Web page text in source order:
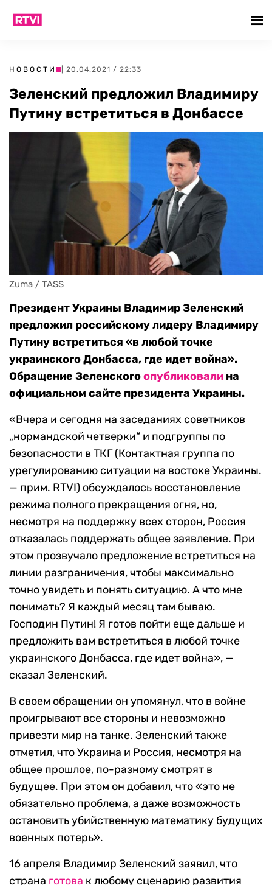
НОВОСТИ | 20.04.2021 / 22:33
Зеленский предложил Владимиру
Путину встретиться в Донбассе
Zuma / TASS
Президент Украины Владимир Зеленский
предложил российскому лидеру Владимиру
Путину встретиться «в любой точке
украинского Донбасса, где идет война».
Обращение Зеленскогоопубликовали на
официальном сайте президента Украины.
«Вчера и сегодня на заседаниях советников
„нормандской четверки“ и подгруппы по
безопасности в ТКГ (Контактная группа по
урегулированию ситуации на востоке Украины.
— прим. RTVI) обсуждалось восстановление
режима полного прекращения огня, но,
несмотря на поддержку всех сторон, Россия
отказалась поддержать общее заявление. При
этом прозвучало предложение встретиться на
линии разграничения, чтобы максимально
точно увидеть и понять ситуацию. А что мне
понимать? Я каждый месяц там бываю.
Господин Путин! Я готов пойти еще дальше и
предложить вам встретиться в любой точке
украинского Донбасса, где идет война», —
сказал Зеленский.
В своем обращении он упомянул, что в войне
проигрывают все стороны и невозможно
привезти мир на танке. Зеленский также
отметил, что Украина и Россия, несмотря на
общее прошлое, по-разному смотрят в
будущее. При этом он добавил, что «это не
обязательно проблема, а даже возможность
остановить убийственную математику будущих
военных потерь».
16 апреля Владимир Зеленский заявил, что
страна готова к любому сценарию развития